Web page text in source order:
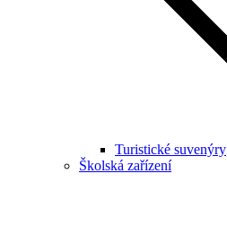
Turistické suvenýry
Školská zařízení